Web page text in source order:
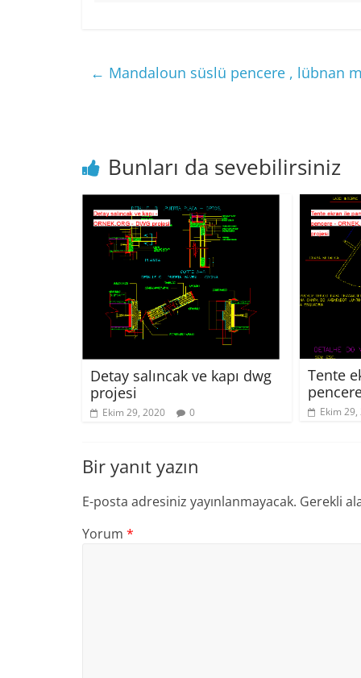
← Mandaloun süslü pencere , lübnan
Bunları da sevebilirsiniz
Detay salıncak ve kapı dwg
projesi
Ekim 29, 2020 0
Tente
Ekim
Bir yanıt yazın
E-posta adresiniz yayınlanmayacak. Gerekli
Yorum *